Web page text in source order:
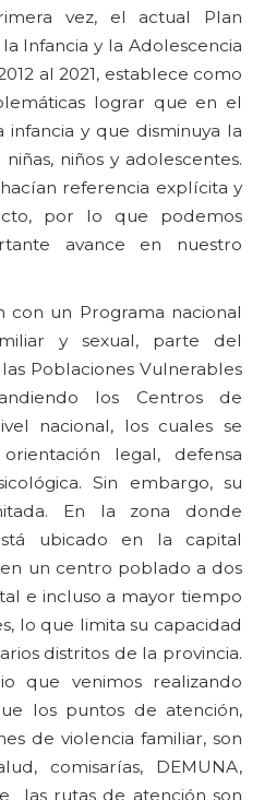
vez, el actual Plan
Infancia y la Adolescencia
al 2021, establece como
lograr que en el
y que disminuya la
niños y adolescentes.
referencia explícita y
por lo que podemos
avance en nuestro
con un Programa nacional
y sexual, parte del
Poblaciones Vulnerables
los Centros de
nacional, los cuales se
legal, defensa
Sin embargo, su
En la zona donde
ubicado en la capital
un centro poblado a dos
e incluso a mayor tiempo
lo que limita su capacidad
distritos de la provincia.
que venimos realizando
los puntos de atención,
de violencia familiar, son
comisarías, DEMUNA,
las rutas de atención son